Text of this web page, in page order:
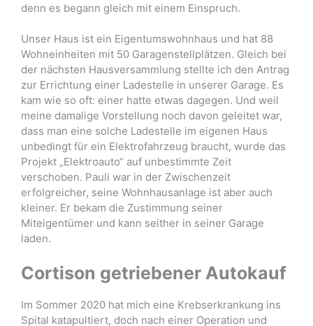
denn es begann gleich mit einem Einspruch.
Unser Haus ist ein Eigentumswohnhaus und hat 88
Wohneinheiten mit 50 Garagenstellplätzen. Gleich bei
der nächsten Hausversammlung stellte ich den Antrag
zur Errichtung einer Ladestelle in unserer Garage. Es
kam wie so oft: einer hatte etwas dagegen. Und weil
meine damalige Vorstellung noch davon geleitet war,
dass man eine solche Ladestelle im eigenen Haus
unbedingt für ein Elektrofahrzeug braucht, wurde das
Projekt „Elektroauto“ auf unbestimmte Zeit
verschoben. Pauli war in der Zwischenzeit
erfolgreicher, seine Wohnhausanlage ist aber auch
kleiner. Er bekam die Zustimmung seiner
Miteigentümer und kann seither in seiner Garage
laden.
Cortison getriebener Autokauf
Im Sommer 2020 hat mich eine Krebserkrankung ins
Spital katapultiert, doch nach einer Operation und